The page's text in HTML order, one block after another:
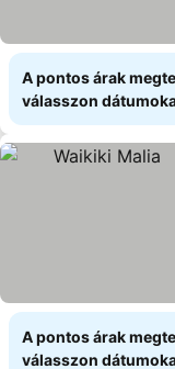
A pontos árak
válasszon
A pontos árak
válasszon